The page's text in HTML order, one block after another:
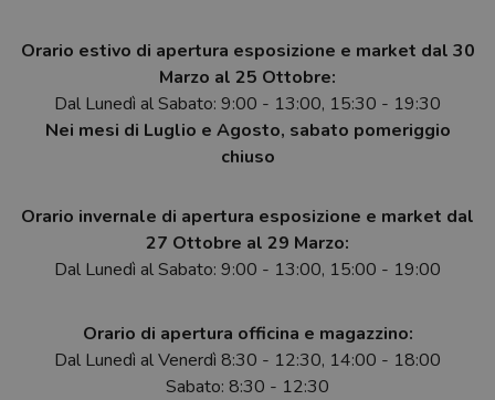
Orario estivo di apertura esposizione e market dal 30
Marzo al 25 Ottobre:
Dal Lunedì al Sabato: 9:00 - 13:00, 15:30 - 19:30
Nei mesi di Luglio e Agosto, sabato pomeriggio
chiuso
Orario invernale di apertura esposizione e market dal
27 Ottobre al 29 Marzo:
Dal Lunedì al Sabato: 9:00 - 13:00, 15:00 - 19:00
Orario di apertura officina e magazzino:
Dal Lunedì al Venerdì 8:30 - 12:30, 14:00 - 18:00
Sabato: 8:30 - 12:30